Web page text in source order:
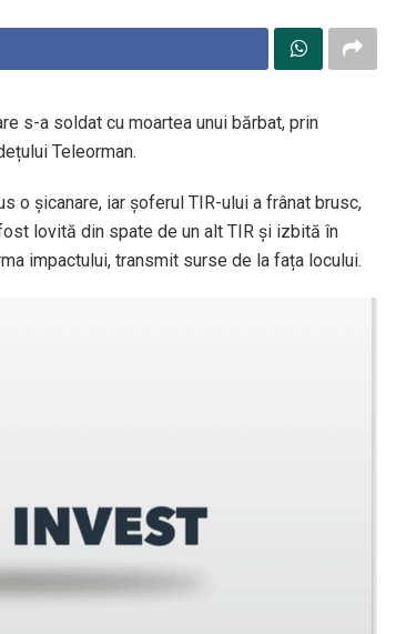
s-a soldat cu moartea unui bărbat, prin
Teleorman.
o șicanare, iar șoferul TIR-ului a frânat brusc,
lovită din spate de un alt TIR și izbită în
impactului, transmit surse de la fața locului.